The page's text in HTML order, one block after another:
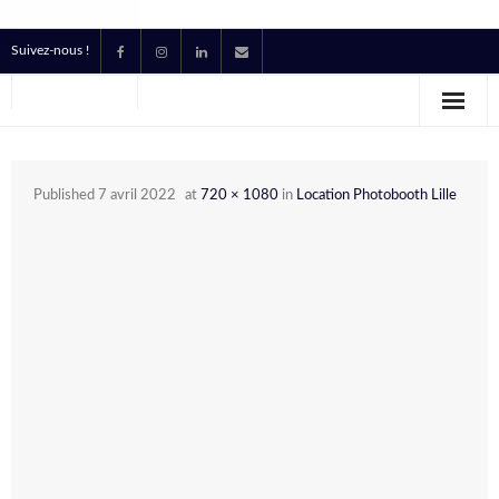
Suivez-nous !
Prestataire Technique Événementiel
Published 7 avril 2022 at 720 × 1080 in Location Photobooth Lille